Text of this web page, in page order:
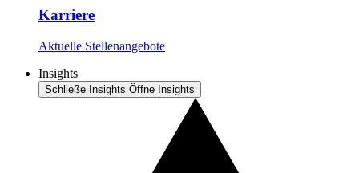
Karriere
Aktuelle Stellenangebote
Insights
Schließe Insights Öffne Insights